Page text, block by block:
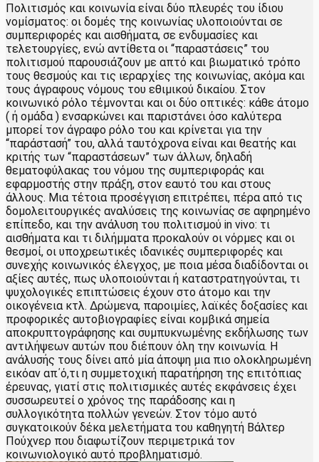
Πολιτισμός και κοινωνία είναι δύο πλευρές του ίδιου
νομίσματος: οι δομές της κοινωνίας υλοποιούνται σε
συμπεριφορές και αισθήματα, σε ενδυμασίες και
τελετουργίες, ενώ αντίθετα οι “παραστάσεις” του
πολιτισμού παρουσιάζουν με απτό και βιωματικό τρόπο
τους θεσμούς και τις ιεραρχίες της κοινωνίας, ακόμα και
τους άγραφους νόμους του εθιμικού δικαίου. Στον
κοινωνικό ρόλο τέμνονται και οι δύο οπτικές: κάθε άτομο
( ή ομάδα ) ενσαρκώνει και παριστάνει όσο καλύτερα
μπορεί τον άγραφο ρόλο του και κρίνεται για την
“παράστασή” του, αλλά ταυτόχρονα είναι και θεατής και
κριτής των “παραστάσεων” των άλλων, δηλαδή
θεματοφύλακας του νόμου της συμπεριφοράς και
εφαρμοστής στην πράξη, στον εαυτό του και στους
άλλους. Μια τέτοια προσέγγιση επιτρέπει, πέρα από τις
δομολειτουργικές αναλύσεις της κοινωνίας σε αφηρημένο
επίπεδο, και την ανάλυση του πολιτισμού in vivo: τι
αισθήματα και τι διλήμματα προκαλούν οι νόρμες και οι
θεσμοί, οι υποχρεωτικές ιδανικές συμπεριφορές και
συνεχής κοινωνικός έλεγχος, με ποια μέσα διαδίδονται οι
αξίες αυτές, πως υλοποιούνται ή καταστρατηγούνται, τι
ψυχολογικές επιπτώσεις έχουν στο άτομο και την
οικογένεια κτλ. Δρώμενα, παροιμίες, λαϊκές δοξασίες και
προφορικές αυτοβιογραφίες είναι κομβικά σημεία
αποκρυπτογράφησης και συμπυκνωμένης εκδήλωσης των
αντιλήψεων αυτών που διέπουν όλη την κοινωνία. Η
ανάλυσής τους δίνει από μία άποψη μια πιο ολοκληρωμένη
εικόαν απ΄ό,τι η συμμετοχική παρατήρηση της επιτόπιας
έρευνας, γιατί στις πολιτισμικές αυτές εκφάνσεις έχει
συσσωρευτεί ο χρόνος της παράδοσης και η
συλλογικότητα πολλών γενεών. Στον τόμο αυτό
συγκατοικούν δέκα μελετήματα του καθηγητή Βάλτερ
Πούχνερ που διαφωτίζουν περιμετρικά τον
κοινωνιολογικό αυτό προβληματισμό.